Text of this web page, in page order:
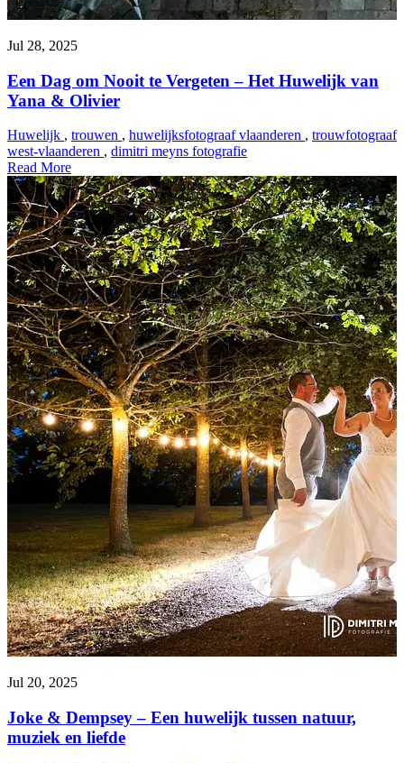
Jul 28, 2025
Een Dag om Nooit te Vergeten – Het Huwelijk van
Yana & Olivier
Huwelijk , trouwen , huwelijksfotograaf vlaanderen , trouwfotograaf
west-vlaanderen , dimitri meyns fotografie
Read More
Jul 20, 2025
Joke & Dempsey – Een huwelijk tussen natuur,
muziek en liefde